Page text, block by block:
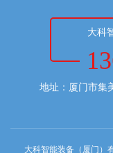
大科
地址：厦门市集
大科智能装备（厦门）